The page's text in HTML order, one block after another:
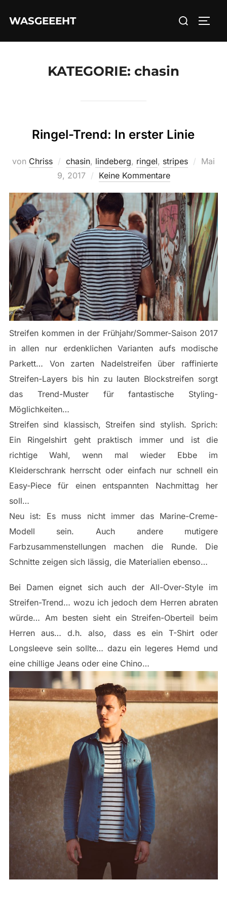
InhaltWASGEEEHT
Suchen
KATEGORIE: chasin
Ringel-Trend: In erster Linie
von Chriss chasin, lindeberg, ringel, stripes
Mai
9, 2017
Keine Kommentare
Streifen kommen in der Frühjahr/Sommer-Saison 2017
in allen nur erdenklichen Varianten aufs modische
Parkett… Von zarten Nadelstreifen über raffinierte
Streifen-Layers bis hin zu lauten Blockstreifen sorgt
das Trend-Muster für fantastische Styling-
Möglichkeiten…
Streifen sind klassisch, Streifen sind stylish. Sprich:
Ein Ringelshirt geht praktisch immer und ist die
richtige Wahl, wenn mal wieder Ebbe im
Kleiderschrank herrscht oder einfach nur schnell ein
Easy-Piece für einen entspannten Nachmittag her
soll…
Neu ist: Es muss nicht immer das Marine-Creme-
Modell sein. Auch andere mutigere
Farbzusammenstellungen machen die Runde. Die
Schnitte zeigen sich lässig, die Materialien ebenso…
Bei Damen eignet sich auch der All-Over-Style im
Streifen-Trend… wozu ich jedoch dem Herren abraten
würde… Am besten sieht ein Streifen-Oberteil beim
Herren aus… d.h. also, dass es ein T-Shirt oder
Longsleeve sein sollte… dazu ein legeres Hemd und
eine chillige Jeans oder eine Chino…